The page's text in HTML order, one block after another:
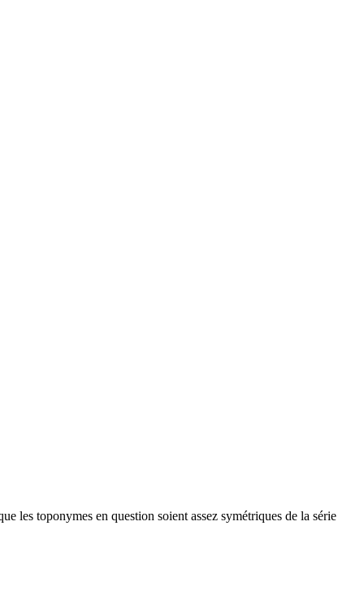
les toponymes en question soient assez symétriques de la série